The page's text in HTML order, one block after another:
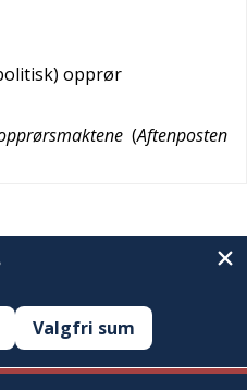
opprør
(Aftenposten
Valgfri sum